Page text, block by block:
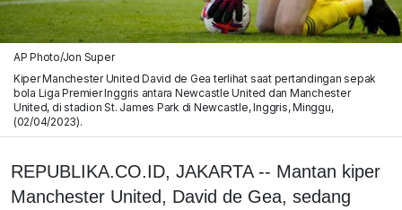
AP Photo/Jon Super
Kiper Manchester United David de Gea terlihat saat pertandingan sepak
bola Liga Premier Inggris antara Newcastle United dan Manchester
United, di stadion St. James Park di Newcastle, Inggris, Minggu,
(02/04/2023).
REPUBLIKA.CO.ID, JAKARTA -- Mantan kiper
Manchester United, David de Gea, sedang